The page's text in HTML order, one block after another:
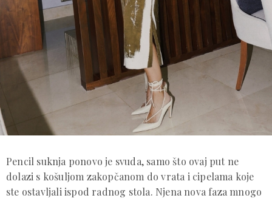
Pencil suknja ponovo je svuda, samo što ovaj put ne
dolazi s košuljom zakopčanom do vrata i cipelama koje
ste ostavljali ispod radnog stola. Njena nova faza mnogo